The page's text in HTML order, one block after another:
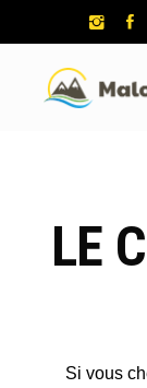
LE
Si vous